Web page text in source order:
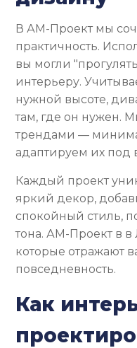
В АМ-Проект мы
практичность.
вы могли
интерьеру.
нужной высоте,
там, где он нужен.
трендами —
адаптируем их под
Каждый проект
яркий декор,
спокойный стиль,
тона. АМ-Проект в
которые отражают
повседневность.
Как